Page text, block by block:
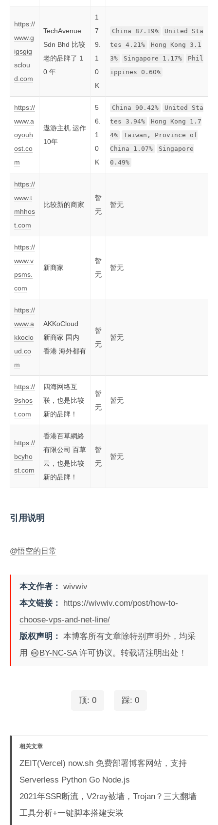
https://
www.g
igsgig
sclou
d.com
TechAvenue
Sdn Bhd 比较
老的品牌了 1
0 年
1
7
9.
1
0
K
China 87.19%
United Sta
tes 4.21%
Hong Kong 3.1
3%
Singapore 1.17%
Phil
ippines 0.60%
https://
www.a
oyouh
ost.co
m
遨游主机 运作
10年
5
6.
1
0
K
China 90.42%
United Sta
tes 3.94%
Hong Kong 1.7
4%
Taiwan, Province of
China 1.07%
Singapore
0.49%
https://
www.t
mhhos
t.com
比较新的商家
暂
无
暂无
https://
www.v
psms.
com
新商家
暂
无
暂无
https://
www.a
kkoclo
ud.co
m
AKKoCloud
新商家 国内
香港 海外都有
暂
无
暂无
https://
9shos
t.com
四海网络互
联，也是比较
新的品牌！
暂
无
暂无
https://
bcyho
st.com
香港百草網絡
有限公司 百草
云，也是比较
新的品牌！
暂
无
暂无
引用说明
@悟空的日常
本文作者： wivwiv
本文链接：
https://wivwiv.com/post/how-to-
choose-vps-and-net-line/
版权声明： 本博客所有文章除特别声明外，均采
用
BY-NC-SA许可协议。转载请注明出处！
顶: 0 踩: 0
相关文章
ZEIT(Vercel) now.sh 免费部署博客网站，支持
Serverless Python Go Node.js
2021年SSR断流，V2ray被墙，Trojan？三大翻墙
工具分析+一键脚本搭建安装